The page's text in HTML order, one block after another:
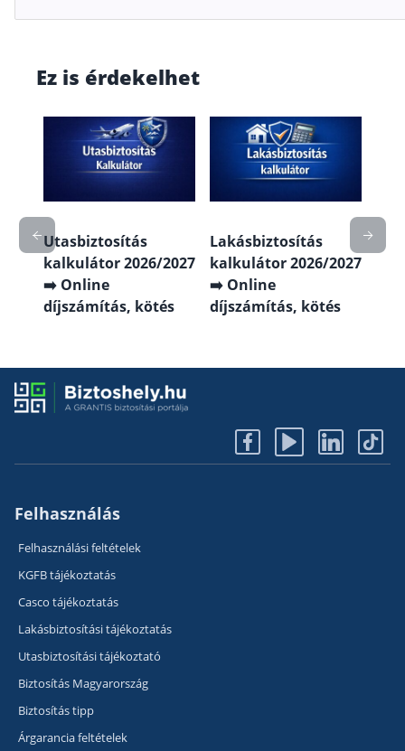
Ez is érdekelhet
Utasbiztosítás
kalkulátor 2026/2027
➡️ Online
díjszámítás, kötés
Lakásbiztosítás
kalkulátor 2026/2027
➡️ Online
díjszámítás, kötés
➡️
Felhasználás
Felhasználási feltételek
KGFB tájékoztatás
Casco tájékoztatás
Lakásbiztosítási tájékoztatás
Utasbiztosítási tájékoztató
Biztosítás Magyarország
Biztosítás tipp
Árgarancia feltételek